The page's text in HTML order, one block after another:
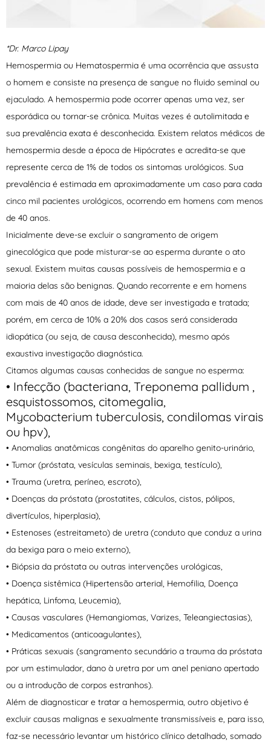
*Dr. Marco Lipay
Hemospermia ou Hematospermia é uma ocorrência que assusta
o homem e consiste na presença de sangue no fluido seminal ou
ejaculado. A hemospermia pode ocorrer apenas uma vez, ser
esporádica ou tornar-se crônica. Muitas vezes é autolimitada e
sua prevalência exata é desconhecida. Existem relatos médicos de
hemospermia desde a época de Hipócrates e acredita-se que
represente cerca de 1% de todos os sintomas urológicos. Sua
prevalência é estimada em aproximadamente um caso para cada
cinco mil pacientes urológicos, ocorrendo em homens com menos
de 40 anos.
Inicialmente deve-se excluir o sangramento de origem
ginecológica que pode misturar-se ao esperma durante o ato
sexual. Existem muitas causas possíveis de hemospermia e a
maioria delas são benignas. Quando recorrente e em homens
com mais de 40 anos de idade, deve ser investigada e tratada;
porém, em cerca de 10% a 20% dos casos será considerada
idiopática (ou seja, de causa desconhecida), mesmo após
exaustiva investigação diagnóstica.
Citamos algumas causas conhecidas de sangue no esperma:
• Infecção (bacteriana, Treponema pallidum ,
esquistossomos, citomegalia,
Mycobacterium tuberculosis, condilomas virais
ou hpv),
• Anomalias anatômicas congênitas do aparelho genito-urinário,
• Tumor (próstata, vesículas seminais, bexiga, testículo),
• Trauma (uretra, períneo, escroto),
• Doenças da próstata (prostatites, cálculos, cistos, pólipos,
divertículos, hiperplasia),
• Estenoses (estreitameto) de uretra (conduto que conduz a urina
da bexiga para o meio externo),
• Biópsia da próstata ou outras intervenções urológicas,
• Doença sistêmica (Hipertensão arterial, Hemofilia, Doença
hepática, Linfoma, Leucemia),
• Causas vasculares (Hemangiomas, Varizes, Teleangiectasias),
• Medicamentos (anticoagulantes),
• Práticas sexuais (sangramento secundário a trauma da próstata
por um estimulador, dano à uretra por um anel peniano apertado
ou a introdução de corpos estranhos).
Além de diagnosticar e tratar a hemospermia, outro objetivo é
excluir causas malignas e sexualmente transmissíveis e, para isso,
faz-se necessário levantar um histórico clínico detalhado, somado